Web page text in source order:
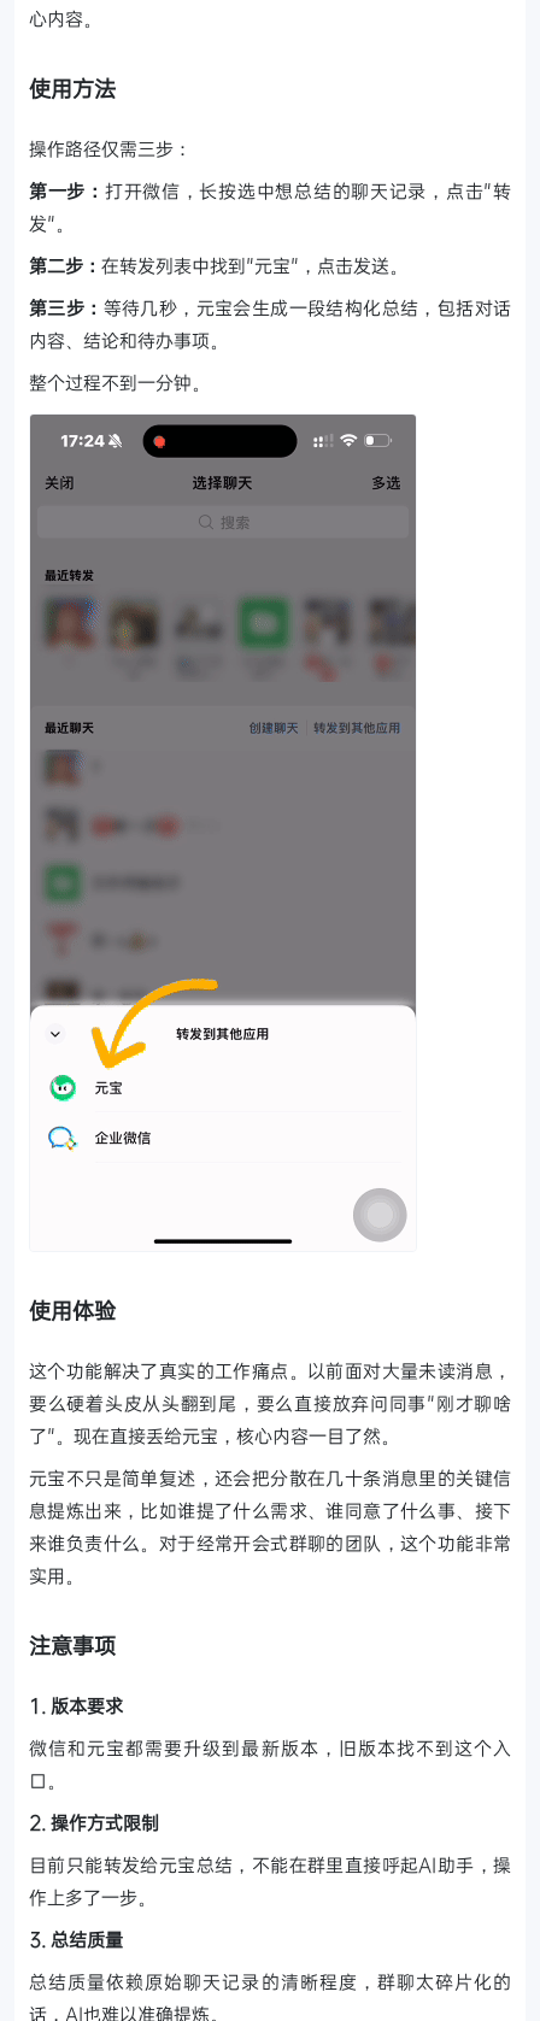
心内容。
使用方法
操作路径仅需三步：
第一步： 打开微信，长按选中想总结的聊天记录，点击"转
发"。
第二步： 在转发列表中找到"元宝"，点击发送。
第三步： 等待几秒，元宝会生成一段结构化总结，包括对话
内容、结论和待办事项。
整个过程不到一分钟。
使用体验
这个功能解决了真实的工作痛点。以前面对大量未读消息，
要么硬着头皮从头翻到尾，要么直接放弃问同事"刚才聊啥
了"。现在直接丢给元宝，核心内容一目了然。
元宝不只是简单复述，还会把分散在几十条消息里的关键信
息提炼出来，比如谁提了什么需求、谁同意了什么事、接下
来谁负责什么。对于经常开会式群聊的团队，这个功能非常
实用。
注意事项
1. 版本要求
微信和元宝都需要升级到最新版本，旧版本找不到这个入
口。
2. 操作方式限制
目前只能转发给元宝总结，不能在群里直接呼起AI助手，操
作上多了一步。
3. 总结质量
总结质量依赖原始聊天记录的清晰程度，群聊太碎片化的
话，AI也难以准确提炼。